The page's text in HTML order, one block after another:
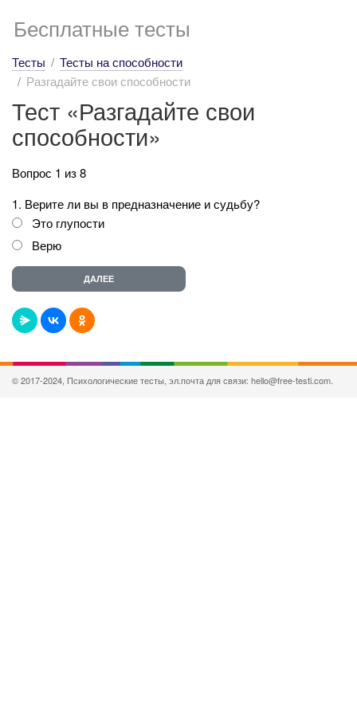
Бесплатные тесты
Тесты
Тесты на способности
Разгадайте свои способности
Тест «Разгадайте свои
способности»
Вопрос 1 из 8
1. Верите ли вы в предназначение и судьбу?
Это глупости
Верю
© 2017-2024, Психологические тесты, эл.почта для связи: hello@free-testi.com.